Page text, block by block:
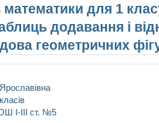
математики для 1
додавання і
геометричних
І-ІІІ ст. №5